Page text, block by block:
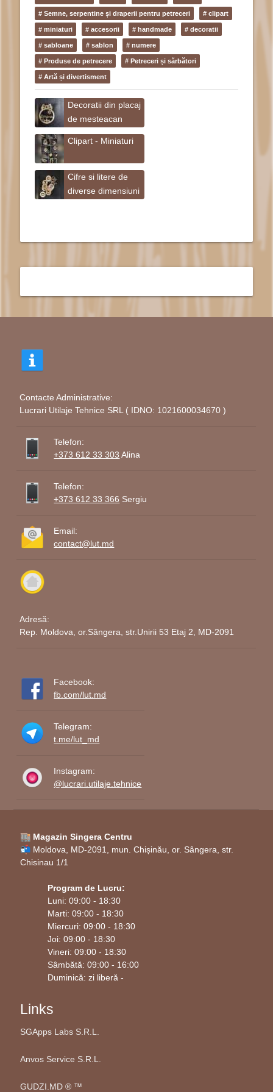
# Semne, serpentine și draperii pentru petreceri # clipart
# miniaturi # accesorii # handmade # decoratii
# sabloane # sablon # numere
# Produse de petrecere # Petreceri și sărbători
# Artă și divertisment
Decoratii din placaj
de mesteacan
Clipart - Miniaturi
Cifre si litere de
diverse dimensiuni
Contacte Administrative:
Lucrari Utilaje Tehnice SRL ( IDNO: 1021600034670 )
Telefon:
+373 612 33 303 Alina
Telefon:
+373 612 33 366 Sergiu
Email:
contact@lut.md
Adresă:
Rep. Moldova, or.Sângera, str.Unirii 53 Etaj 2, MD-2091
Facebook:
fb.com/lut.md
Telegram:
t.me/lut_md
Instagram:
@lucrari.utilaje.tehnice
🏬 Magazin Singera Centru
📬 Moldova, MD-2091, mun. Chișinău, or. Sângera, str.
Chisinau 1/1
Program de Lucru:
Luni: 09:00 - 18:30
Marti: 09:00 - 18:30
Miercuri: 09:00 - 18:30
Joi: 09:00 - 18:30
Vineri: 09:00 - 18:30
Sâmbătă: 09:00 - 16:00
Duminică: zi liberă -
Links
SGApps Labs S.R.L.
Anvos Service S.R.L.
GUDZI.MD ®️ ™️